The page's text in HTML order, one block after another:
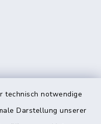
technisch notwendige
Darstellung unserer